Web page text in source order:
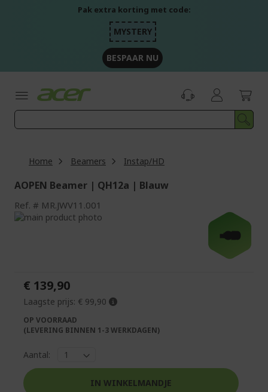
Pak extra korting met code:
MYSTERY
BESPAAR NU
Home Beamers Instap/HD
AOPEN Beamer | QH12a | Blauw
Ref. MR.JWV11.001
Ga
afbeeldingen-
gallerij
-€40
afbeeldingen-
€ 139,90
Laagste prijs: € 99,90
OP VOORRAAD
(LEVERING BINNEN 1-3 WERKDAGEN)
Aantal:
IN WINKELMANDJE